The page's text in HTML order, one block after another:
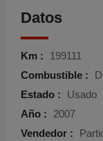
Datos
Km :
199111
Combustible :
Estado :
Usado
Año :
2007
Vendedor :